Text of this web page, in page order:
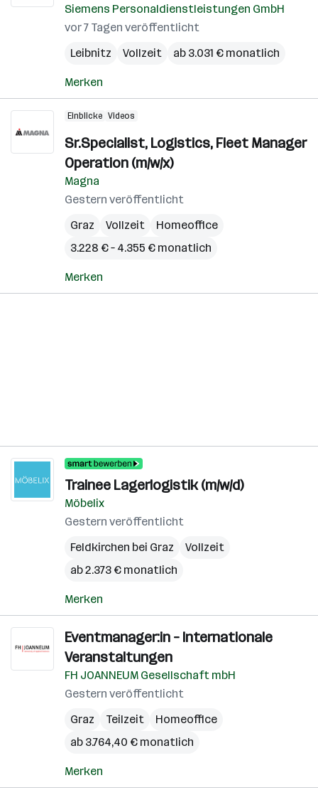
Siemens Personaldienstleistungen GmbH
vor 7 Tagen veröffentlicht
Leibnitz
Vollzeit ab 3.031 € monatlich
Merken
Einblicke Videos
Sr.Specialist, Logistics, Fleet Manager
Operation (m/w/x)
Magna
Gestern veröffentlicht
Graz
Vollzeit
Homeoffice
3.228 € – 4.355 € monatlich
Merken
Trainee Lagerlogistik (m/w/d)
Möbelix
Gestern veröffentlicht
Feldkirchen bei Graz
Vollzeit
ab 2.373 € monatlich
Merken
Eventmanager:in – Internationale
Veranstaltungen
FH JOANNEUM Gesellschaft mbH
Gestern veröffentlicht
Graz
Teilzeit
Homeoffice
ab 3.764,40 € monatlich
Merken